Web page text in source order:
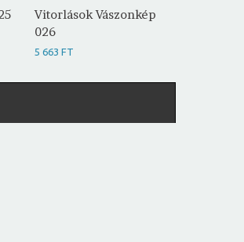
Vitorlások Vászonkép
026
5 663 FT